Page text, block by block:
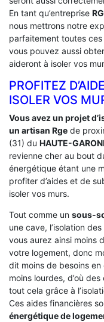
En tant qu’entreprise
nous mettrons notre
parfaitement toutes
vous pouvez aussi
aideront à isoler vos
PROFITEZ
ISOLER VOS
Vous avez un projet
un artisan Rge de
(31) du HAUTE-
revienne cher au bout
énergétique étant une
profiter d’aides et de
isoler vos murs.
Tout comme un sous-
une cave, l’isolation
vous aurez ainsi moins
votre logement, donc
dit moins de besoins
moins lourdes, d’où
tout cela grâce à
Ces aides financières
énergétique de